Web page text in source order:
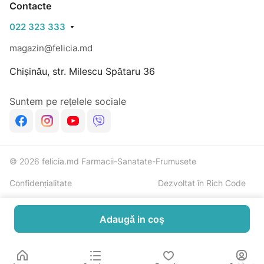
purulente, furuncule, dermatomicoze, eczemă,
înţepături de insecte, mătreaţă, pentru îngrijirea zilnică
eficient, care poate înlocui iodul, verdele de briliant şi
Contacte
022 323 333
magazin@felicia.md
Chișinău, str. Milescu Spătaru 36
Suntem pe rețelele sociale
© 2026 felicia.md Farmacii-Sanatate-Frumusete
Confidențialitate Dezvoltat în Rich Code
Adaugă in coş